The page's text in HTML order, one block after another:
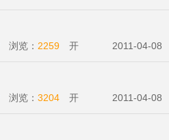
浏览： 2259 开
2011-04-08
浏览： 3204 开
2011-04-08